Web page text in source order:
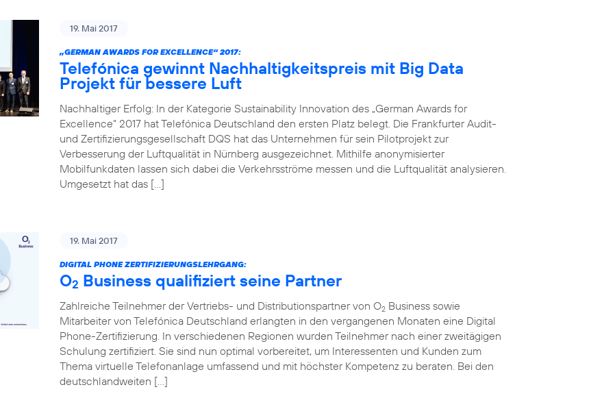
19. Mai 2017
„GERMAN AWARDS FOR EXCELLENCE“ 2017:
Telefónica gewinnt Nachhaltigkeitspreis mit Big Data
Projekt für bessere Luft
Nachhaltiger Erfolg: In der Kategorie Sustainability Innovation des „German Awards for
Excellence“ 2017 hat Telefónica Deutschland den ersten Platz belegt. Die Frankfurter Audit-
und Zertifizierungsgesellschaft DQS hat das Unternehmen für sein Pilotprojekt zur
Verbesserung der Luftqualität in Nürnberg ausgezeichnet. Mithilfe anonymisierter
Mobilfunkdaten lassen sich dabei die Verkehrsströme messen und die Luftqualität analysieren.
Umgesetzt hat das […]
19. Mai 2017
DIGITAL PHONE ZERTIFIZIERUNGSLEHRGANG:
O2 Business qualifiziert seine Partner
Zahlreiche Teilnehmer der Vertriebs- und Distributionspartner von O2 Business sowie
Mitarbeiter von Telefónica Deutschland erlangten in den vergangenen Monaten eine Digital
Phone-Zertifizierung. In verschiedenen Regionen wurden Teilnehmer nach einer zweitägigen
Schulung zertifiziert. Sie sind nun optimal vorbereitet, um Interessenten und Kunden zum
Thema virtuelle Telefonanlage umfassend und mit höchster Kompetenz zu beraten. Bei den
deutschlandweiten […]